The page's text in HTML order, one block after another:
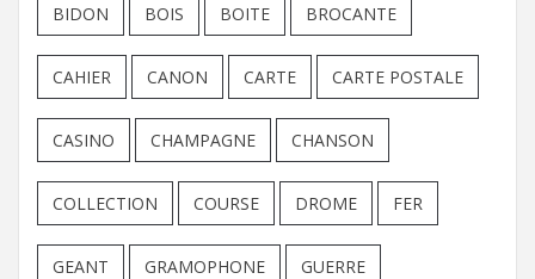
BIDON BOIS BOITE BROCANTE
CAHIER CANON CARTE CARTE POSTALE
CASINO CHAMPAGNE CHANSON
COLLECTION COURSE DROME FER
GEANT GRAMOPHONE GUERRE